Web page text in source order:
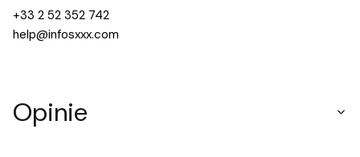
+33 2 52 352 742
help@infosxxx.com
Opinie